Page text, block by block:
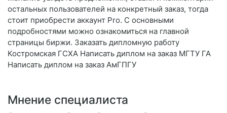
остальных пользователей на конкретный заказ, тогда
стоит приобрести аккаунт Pro. С основными
подробностями можно ознакомиться на главной
страницы биржи. Заказать дипломную работу
Костромская ГСХА Написать диплом на заказ МГТУ ГА
Написать диплом на заказ АмГПГУ
Мнение специалиста